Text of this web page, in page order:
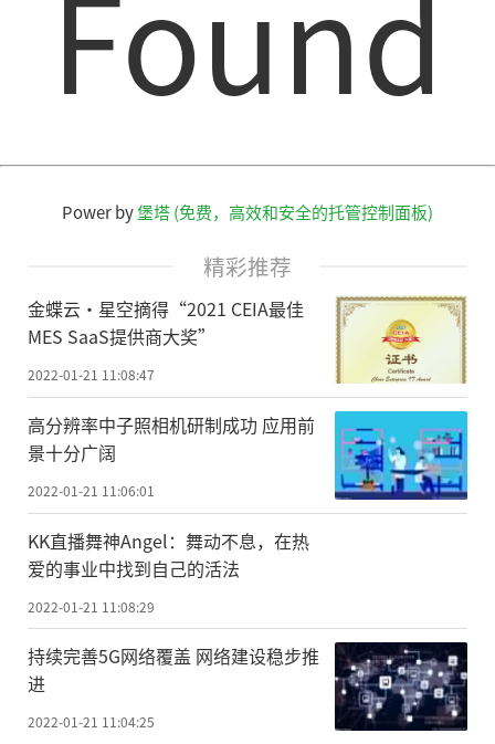
Power by堡塔 (免费，高效和安全的托管控制面板)
精彩推荐
金蝶云·星空摘得“2021 CEIA最佳
MES SaaS提供商大奖”
2022-01-21 11:08:47
高分辨率中子照相机研制成功 应用前
景十分广阔
2022-01-21 11:06:01
KK直播舞神Angel：舞动不息，在热
爱的事业中找到自己的活法
2022-01-21 11:08:29
持续完善5G网络覆盖 网络建设稳步推
进
2022-01-21 11:04:25